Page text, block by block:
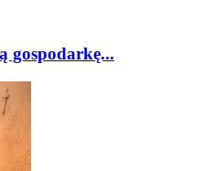
gospodarkę...